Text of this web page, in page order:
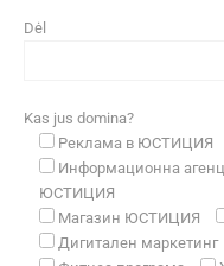
Dėl
Kas jus domina?
Реклама в ЮСТИЦИЯ
Информационна
ЮСТИЦИЯ
Магазин ЮСТИЦИЯ
Дигитален маркетинг